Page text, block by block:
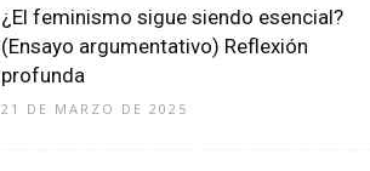
¿El feminismo sigue siendo esencial?
(Ensayo argumentativo) Reflexión
profunda
21 DE MARZO DE 2025